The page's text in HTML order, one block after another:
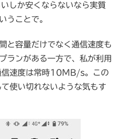
しか安くならないなら実質
うことで。
と容量だけでなく通信速度も
ランがある一方で、私が利用
速度は常時10MB/s。この
使い切れないような気もす